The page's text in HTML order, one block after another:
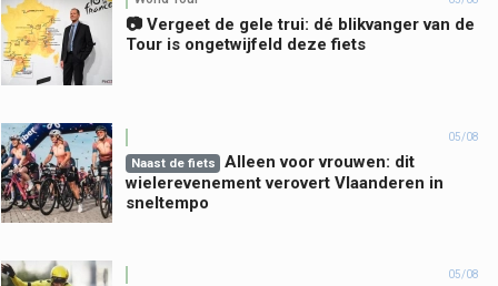
📷 Vergeet de gele trui: dé blikvanger van de
Tour is ongetwijfeld deze fiets
05/08
Naast de fiets
Alleen voor vrouwen: dit
wielerevenement verovert Vlaanderen in
sneltempo
05/08